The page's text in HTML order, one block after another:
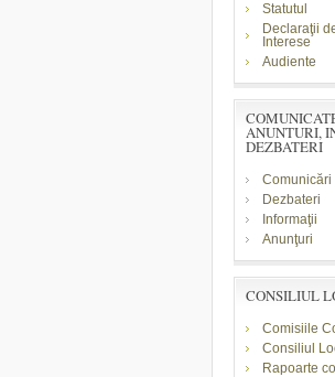
Statutul
Declaraţii
Interese
Audiente
ANUNTURI,
DEZBATERI
Comunicări
Dezbateri
Informaţii
Anunţuri
CONSILIUL
Comisiile
Consiliul
Rapoarte